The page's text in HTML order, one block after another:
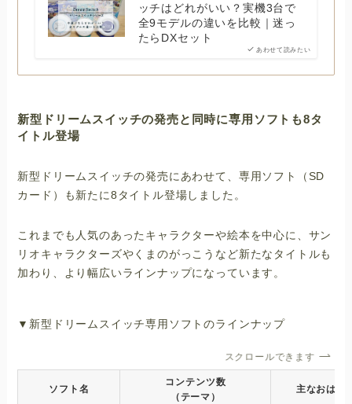
あわせて読みたい
ッチはどれがいい？実機3台で
全9モデルの違いを比較｜迷っ
たらDXセット
新型ドリームスイッチの発売と同時に専用ソフトも8タ
イトル登場
新型ドリームスイッチの発売にあわせて、専用ソフト（SD
カード）も新たに8タイトル登場しました。
これまでも人気のあったキャラクターや絵本を中心に、サン
リオキャラクターズやくまのがっこうなど新たなタイトルも
加わり、より幅広いラインナップになっています。
▼新型ドリームスイッチ専用ソフトのラインナップ
スクロールできます
ソフト名
コンテンツ数
（テーマ）
主なおはな